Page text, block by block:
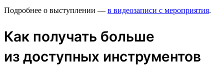
Подробнее о выступлении — в видеозаписи с мероприятия.
Как получать больше
из доступных инструментов